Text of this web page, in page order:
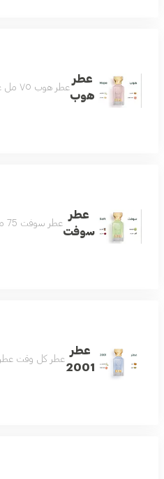
عطر
هوب
عطر هوب ٧٥ مل عطر اللطافة والجمال مميز وجميل بكل معنى رائع وفواح بتكوين فاخر من الياسمين والجريب فروت مع مزيج من المسك الأبيض وخشب الأرز ونفحات لطيفة من العنبر لتتكون منه رائحة منعشة باردة تناسب جميع الأذواق عطر يليق بك
عطر
سوفت
عطر سوفت 75 مل لطيف وناعم وفواح رائحة تملك القلب منعش ويصنع يومك بجماله مناسب للجنسين
عطر
2001
عطر كل وقت